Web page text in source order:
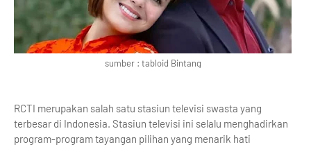
sumber : tabloid Bintang
RCTI merupakan salah satu stasiun televisi swasta yang
terbesar di Indonesia. Stasiun televisi ini selalu menghadirkan
program-program tayangan pilihan yang menarik hati